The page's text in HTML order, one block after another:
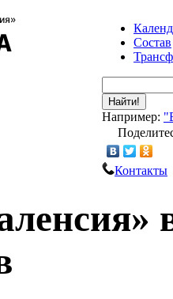
Состав
Найти!
Например:
Контакты